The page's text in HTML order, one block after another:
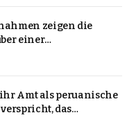
zeigen die
einer
Amt als peruanische
das
zu beenden